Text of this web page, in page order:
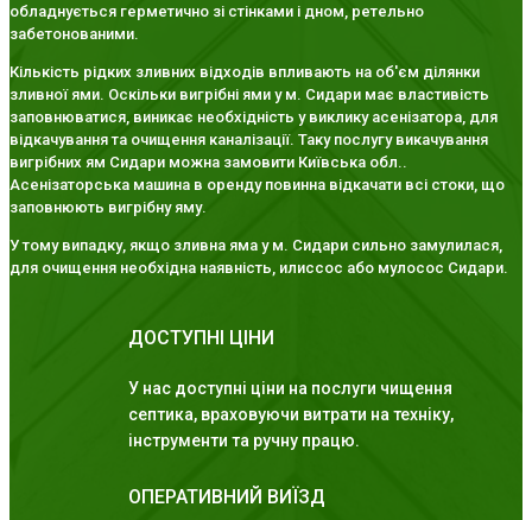
обладнується герметично зі стінками і дном, ретельно
забетонованими.
Кількість рідких зливних відходів впливають на об'єм ділянки
зливної ями. Оскільки вигрібні ями у м. Сидари має властивість
заповнюватися, виникає необхідність у виклику асенізатора, для
відкачування та очищення каналізації. Таку послугу викачування
вигрібних ям Сидари можна замовити Київська обл..
Асенізаторська машина в оренду повинна відкачати всі стоки, що
заповнюють вигрібну яму.
У тому випадку, якщо зливна яма у м. Сидари сильно замулилася,
для очищення необхідна наявність, илиссос або мулосос Сидари.
ДОСТУПНІ ЦІНИ
У нас доступні ціни на послуги чищення
септика, враховуючи витрати на техніку,
інструменти та ручну працю.
ОПЕРАТИВНИЙ ВИЇЗД